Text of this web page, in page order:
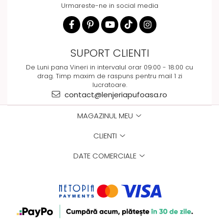
Urmareste-ne in social media
SUPORT CLIENTI
De Luni pana Vineri in intervalul orar 09:00 - 18:00 cu
drag. Timp maxim de raspuns pentru mail 1 zi
lucratoare.
contact@lenjeriapufoasa.ro
MAGAZINUL MEU
CLIENTI
DATE COMERCIALE